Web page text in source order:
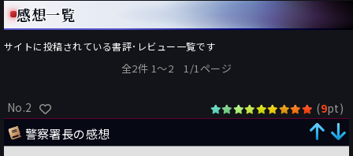
感想一覧
サイトに投稿されている書評･レビュー一覧です
全2件 1〜2 1/1ページ
No.2 (9pt)
警察署長の感想